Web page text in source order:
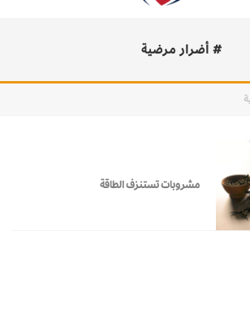
# أضرار مرضية
مشروبات تستنزف الطاقة